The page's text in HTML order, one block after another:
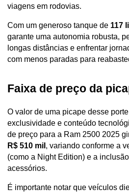
viagens em rodovias.
Com um generoso tanque de 117
garante uma autonomia robusta,
longas distâncias e enfrentar
com menos paradas para
Faixa de preço da
O valor de uma picape desse
exclusividade e conteúdo
de preço para a Ram 2500 2025
R$ 510 mil , variando conforme a
(como a Night Edition) e a
acessórios.
É importante notar que veículos